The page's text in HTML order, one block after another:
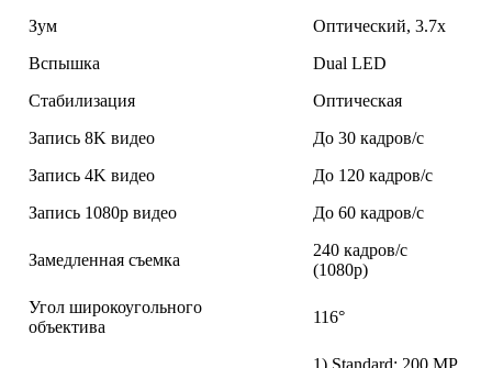
Зум
Оптический, 3.7x
Вспышка
Dual LED
Стабилизация
Оптическая
Запись 8K видео
До 30 кадров/с
Запись 4K видео
До 120 кадров/с
Запись 1080p видео
До 60 кадров/с
Замедленная съемка
240 кадров/с
(1080p)
Угол широкоугольного
объектива
116°